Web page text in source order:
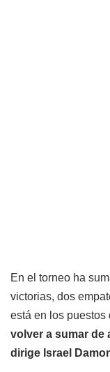
En el torneo ha
victorias, dos
está en los puestos
volver a sumar de
dirige Israel